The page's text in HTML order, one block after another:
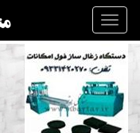
Toggle
navigation